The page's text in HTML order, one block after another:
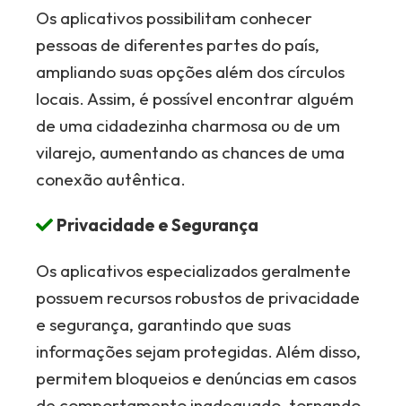
Os aplicativos possibilitam conhecer
pessoas de diferentes partes do país,
ampliando suas opções além dos círculos
locais. Assim, é possível encontrar alguém
de uma cidadezinha charmosa ou de um
vilarejo, aumentando as chances de uma
conexão autêntica.
Privacidade e Segurança
Os aplicativos especializados geralmente
possuem recursos robustos de privacidade
e segurança, garantindo que suas
informações sejam protegidas. Além disso,
permitem bloqueios e denúncias em casos